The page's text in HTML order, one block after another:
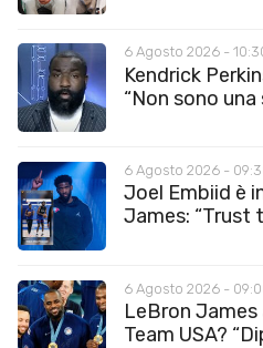
6 Agosto 2026 -
Kendrick
“Non sono una
6 Agosto 2026 -
Joel Embiid è
James: “Trust
6 Agosto 2026 -
LeBron
Team USA?